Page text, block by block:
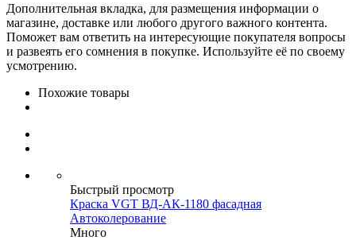
Дополнительная вкладка, для размещения информации о
магазине, доставке или любого другого важного контента.
Поможет вам ответить на интересующие покупателя вопросы
и развеять его сомнения в покупке. Используйте её по своему
усмотрению.
Похожие товары
Быстрый просмотр
Краска VGT ВД-АК-1180 фасадная
Автоколерование
Много